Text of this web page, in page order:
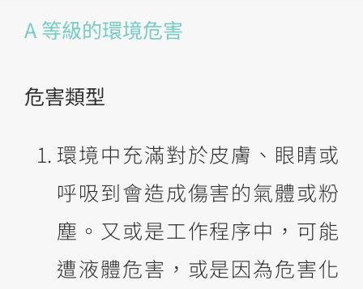
A 等級的環境危害
危害類型
環境中充滿對於皮膚、眼睛或
呼吸到會造成傷害的氣體或粉
塵。又或是工作程序中，可能
遭液體危害，或是因為危害化